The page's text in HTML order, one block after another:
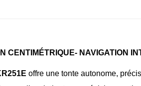
CENTIMÉTRIQUE- NAVIGATION
offre une tonte autonome,